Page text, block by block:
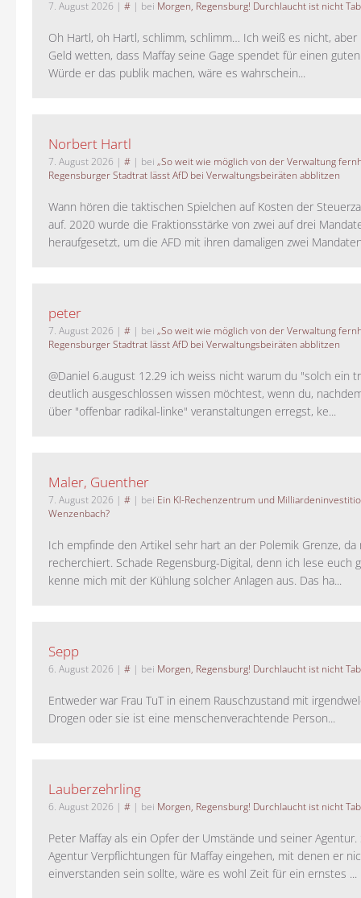
7. August 2026 | # | bei Morgen, Regensburg! Durchlaucht ist nicht
Oh Hartl, oh Hartl, schlimm, schlimm… Ich weiß es nicht, aber
Geld wetten, dass Maffay seine Gage spendet für einen
Würde er das publik machen, wäre es wahrschein...
Norbert Hartl
7. August 2026 | # | bei „So weit wie möglich von der Verwaltung
Regensburger Stadtrat lässt AfD bei Verwaltungsbeiräten abblitzen
Wann hören die taktischen Spielchen auf Kosten der
auf. 2020 wurde die Fraktionsstärke von zwei auf drei
heraufgesetzt, um die AFD mit ihren damaligen zwei
peter
7. August 2026 | # | bei „So weit wie möglich von der Verwaltung
Regensburger Stadtrat lässt AfD bei Verwaltungsbeiräten abblitzen
@Daniel 6.august 12.29 ich weiss nicht warum du "solch ein
deutlich ausgeschlossen wissen möchtest, wenn du,
über "offenbar radikal-linke" veranstaltungen erregst, ke...
Maler, Guenther
7. August 2026 | # | bei Ein KI-Rechenzentrum und
Wenzenbach?
Ich empfinde den Artikel sehr hart an der Polemik Grenze,
recherchiert. Schade Regensburg-Digital, denn ich lese euch
kenne mich mit der Kühlung solcher Anlagen aus. Das ha...
Sepp
6. August 2026 | # | bei Morgen, Regensburg! Durchlaucht ist nicht
Entweder war Frau TuT in einem Rauschzustand mit
Drogen oder sie ist eine menschenverachtende Person...
Lauberzehrling
6. August 2026 | # | bei Morgen, Regensburg! Durchlaucht ist nicht
Peter Maffay als ein Opfer der Umstände und seiner Agentur.
Agentur Verpflichtungen für Maffay eingehen, mit denen er
einverstanden sein sollte, wäre es wohl Zeit für ein ernstes ...